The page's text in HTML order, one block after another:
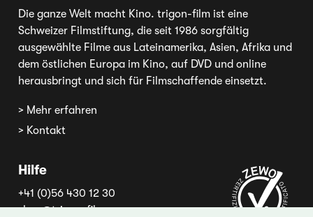
Die ganze Welt macht Kino. trigon-film ist eine
Schweizer Filmstiftung, die seit 1986 sorgfältig
ausgewählte Filme aus Lateinamerika, Asien, Afrika und
dem östlichen Europa im Kino, auf DVD und online
herausbringt und sich für Filmschaffende einsetzt.
> Mehr erfahren
> Kontakt
Hilfe
+41 (0)56 430 12 30
shop@trigon-film.org